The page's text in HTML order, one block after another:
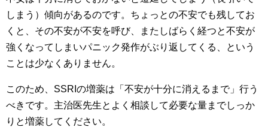
しまう）傾向があるのです。ちょっとの不安でも残してお
くと、その不安が不安を呼び、またしばらく経つと不安が
強くなってしまいパニック発作がぶり返してくる、という
ことは少なくありません。
このため、SSRIの増薬は「不安が十分に消えるまで」行う
べきです。主治医先生とよく相談して必要な量までしっか
りと増薬してください。